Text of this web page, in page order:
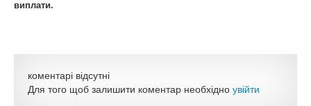
виплати.
коментарі відсутні
Для того щоб залишити коментар необхідно увійти